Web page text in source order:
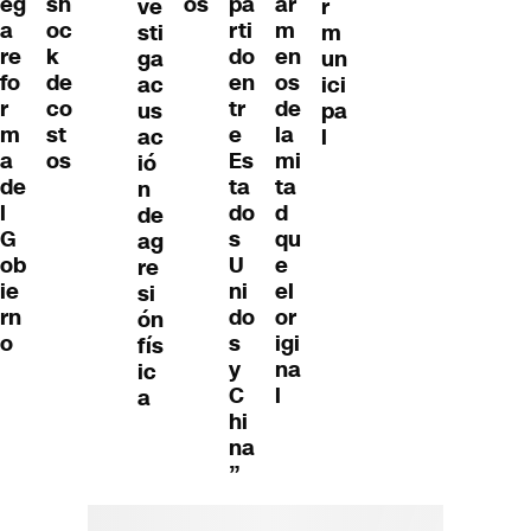
a
re
fo
r
m
a
de
l
G
ob
ie
rn
o
oc
k
de
co
st
os
ve
sti
ga
ac
us
ac
ió
n
de
ag
re
si
ón
fís
ic
a
rti
do
en
tr
e
Es
ta
do
s
U
ni
do
s
y
C
hi
na
”
m
en
os
de
la
mi
ta
d
qu
e
el
or
igi
na
l
r
m
un
ici
pa
l